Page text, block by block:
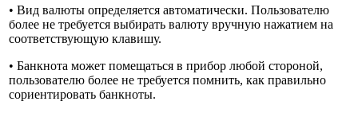
• Вид валюты определяется автоматически. Пользователю
более не требуется выбирать валюту вручную нажатием на
соответствующую клавишу.
• Банкнота может помещаться в прибор любой стороной,
пользователю более не требуется помнить, как правильно
сориентировать банкноты.